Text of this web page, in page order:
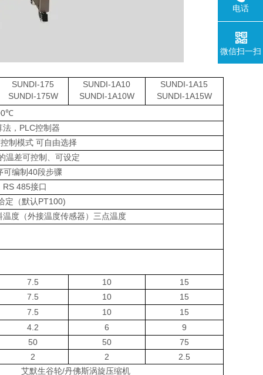
SUNDI-175
SUNDI-175W
SUNDI-1A10
SUNDI-1A10W
SUNDI-1A15
SUNDI-1A15W
，PLC控制器
制模式 可自由选择
温差可控制、可设定
可编制40段步骤
485接口
定（默认PT100)
度（外接温度传感器）三点温度
7.5 10
15
7.5
10
15
7.5
10
15
4.2
6
9
50
50
75
2
2
2.5
艾默生谷轮/丹佛斯涡旋压缩机
电话
微信扫一扫